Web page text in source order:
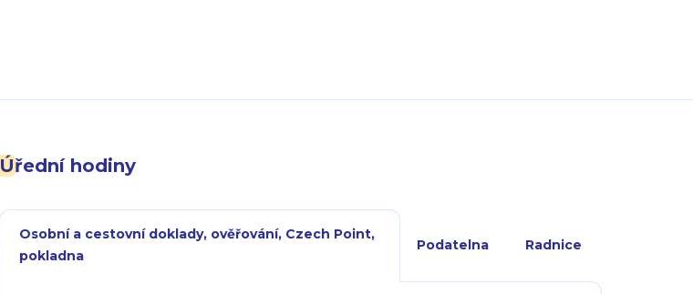
Úřední hodiny
Osobní a cestovní doklady, ověřování, Czech Point,
pokladna
Podatelna Radnice